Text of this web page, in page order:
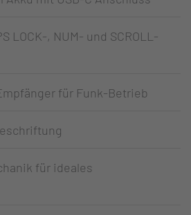
LOCK-, NUM- und SCROLL-
für Funk-Betrieb
für ideales